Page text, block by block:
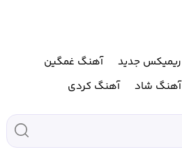
ریمیکس جدید
آهنگ غمگین
آهنگ شاد آهنگ کردی